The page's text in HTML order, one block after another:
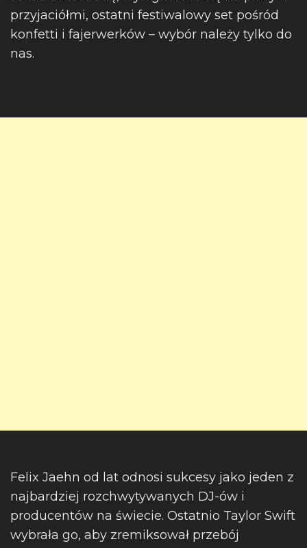
przyjaciółmi, ostatni festiwalowy set pośród
konfetti i fajerwerków – wybór należy tylko do
nas.
Felix Jaehn od lat odnosi sukcesy jako jeden z
najbardziej rozchwytywanych DJ-ów i
producentów na świecie. Ostatnio Taylor Swift
wybrała go, aby zremiksował przebój